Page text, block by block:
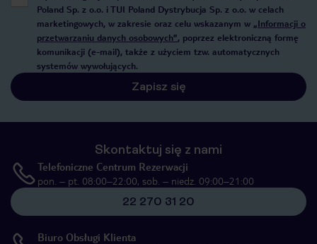
Poland Sp. z o.o. i TUI Poland Dystrybucja Sp. z o.o. w celach
marketingowych, w zakresie oraz celu wskazanym w „Informacji o
przetwarzaniu danych osobowych”, poprzez elektroniczną formę
komunikacji (e-mail), także z użyciem tzw. automatycznych
systemów wywołujących.
Zapisz się
Skontaktuj się z nami
Telefoniczne Centrum Rezerwacji
pon. – pt. 08:00–22:00, sob. – niedz. 09:00–21:00
22 270 31 20
Biuro Obsługi Klienta